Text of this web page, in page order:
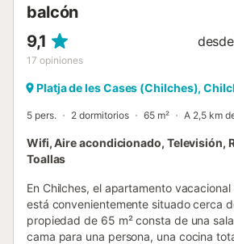
balcón
9,1
17 opiniones
desde
Platja de les Cases (Chilches),
5 pers. 2 dormitorios 65 m² A 2,5 km
Wifi, Aire acondicionado, Televisión,
Toallas
En Chilches, el apartamento
está convenientemente situado cerca
propiedad de 65 m² consta de una
cama para una persona, una cocina